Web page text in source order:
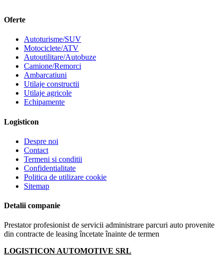
Oferte
Autoturisme/SUV
Motociclete/ATV
Autoutilitare/Autobuze
Camione/Remorci
Ambarcatiuni
Utilaje constructii
Utilaje agricole
Echipamente
Logisticon
Despre noi
Contact
Termeni si conditii
Confidentialitate
Politica de utilizare cookie
Sitemap
Detalii companie
Prestator profesionist de servicii administrare parcuri auto provenite
din contracte de leasing încetate înainte de termen
LOGISTICON AUTOMOTIVE SRL